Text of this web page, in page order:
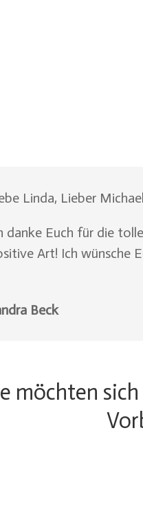
Linda, Lieber
danke Euch für die
Art! Ich wünsche
Beck
möchten